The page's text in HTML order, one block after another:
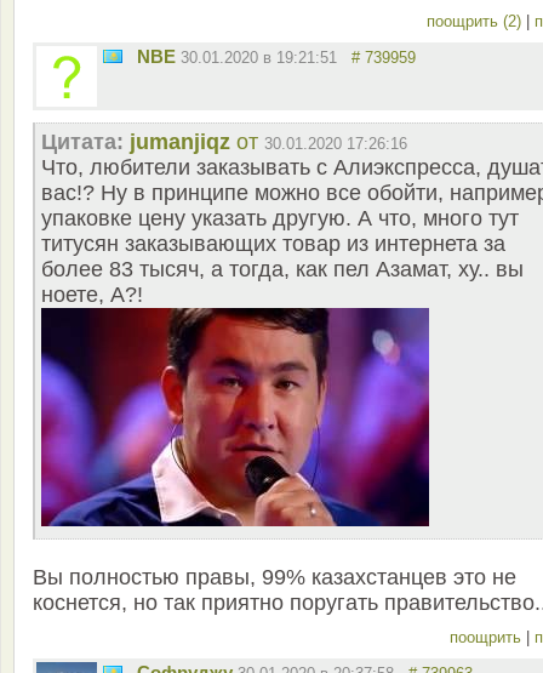
поощрить (2)
NBE 30.01.2020 в 19:21:51 # 739959
Цитата: jumanjiqz от 30.01.2020 17:26:16
Что, любители заказывать с Алиэкспресса,
вас!? Ну в принципе можно все обойти,
упаковке цену указать другую. А что, много тут
титусян заказывающих товар из интернета за
более 83 тысяч, а тогда, как пел Азамат, ху.. вы
ноете, А?!
Вы полностью правы, 99% казахстанцев это не
коснется, но так приятно поругать
поощрить